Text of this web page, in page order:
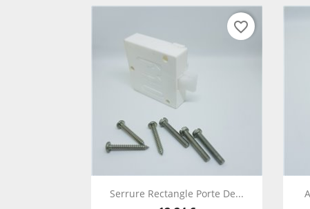
Vista rápida
Serrure Rectangle Porte De...
favorite_border